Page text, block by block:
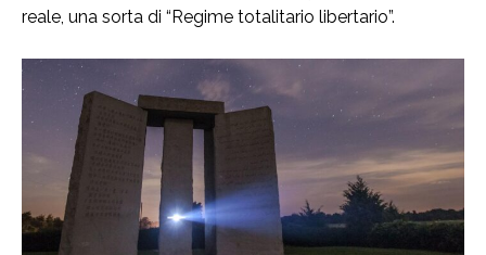
reale, una sorta di “Regime totalitario libertario”.